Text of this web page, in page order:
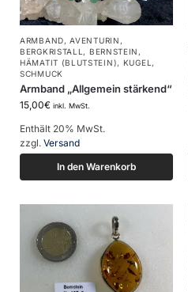
ARMBAND,AVENTURIN ,
BERGKRISTALL , BERNSTEIN ,
HÄMATIT (BLUTSTEIN), KUGEL ,
SCHMUCK
Armband „Allgemein stärkend“
15,00€ inkl. MwSt.
Enthält 20% MwSt.
zzgl. Versand
In den Warenkorb